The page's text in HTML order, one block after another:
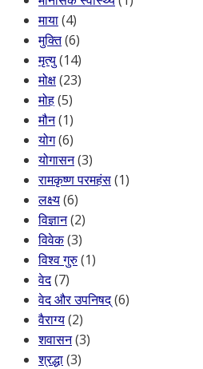
माया(4)
मुक्ति(6)
मृत्यु(14)
मोक्ष(23)
मोह(5)
मौन(1)
योग(6)
योगासन(3)
रामकृष्ण परमहंस(1)
लक्ष्य(6)
विज्ञान(2)
विवेक(3)
विश्व गुरु(1)
वेद(7)
वेद और उपनिषद्(6)
वैराग्य(2)
शवासन(3)
श्रद्धा(3)